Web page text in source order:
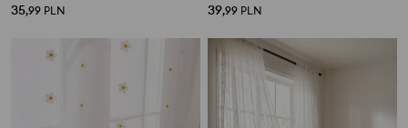
35,99 PLN 39,99 PLN